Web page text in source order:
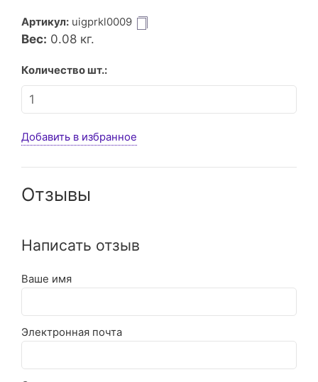
Артикул: uigprkl0009
Вес: 0.08 кг.
Количество шт.:
Добавить в избранное
Отзывы
Написать отзыв
Ваше имя
Электронная почта